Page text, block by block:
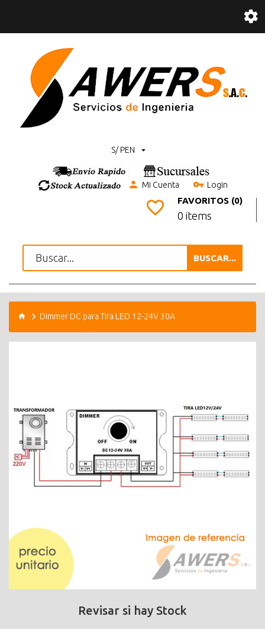
S/ PEN
Mi Cuenta Login
FAVORITOS (0)
0 items
BUSCAR...
Dimmer DC para Tira LED 12-24V 30A
Revisar si hay Stock